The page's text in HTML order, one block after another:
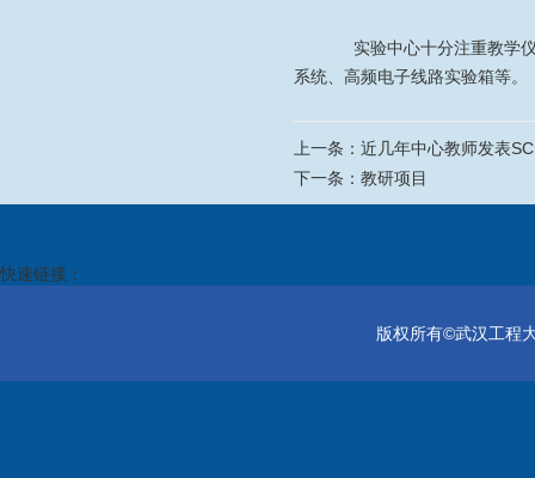
实验中心十分注重教学仪
系统、高频电子线路实验箱等。
上一条： 近几年中心教师发表
下一条： 教研项目
快速链接：
版权所有©武汉工程